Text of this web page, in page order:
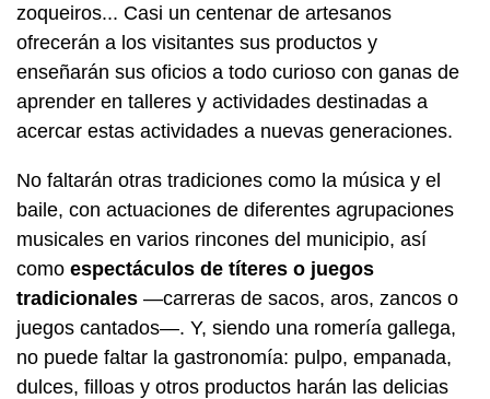
zoqueiros... Casi un centenar de artesanos
ofrecerán a los visitantes sus productos y
enseñarán sus oficios a todo curioso con ganas de
aprender en talleres y actividades destinadas a
acercar estas actividades a nuevas generaciones.
No faltarán otras tradiciones como la música y el
baile, con actuaciones de diferentes agrupaciones
musicales en varios rincones del municipio, así
como espectáculos de títeres o juegos
tradicionales —carreras de sacos, aros, zancos o
juegos cantados—. Y, siendo una romería gallega,
no puede faltar la gastronomía: pulpo, empanada,
dulces, filloas y otros productos harán las delicias